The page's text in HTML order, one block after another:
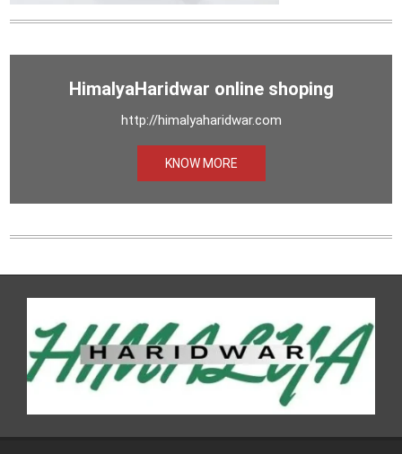
HimalyaHaridwar online shoping
http://himalyaharidwar.com
KNOW MORE